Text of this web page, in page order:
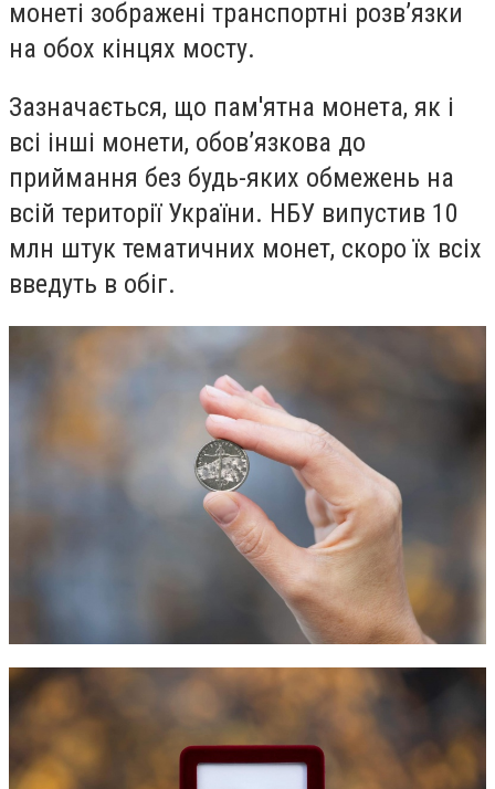
монеті зображені транспортні розв’язки
на обох кінцях мосту.
Зазначається, що пам'ятна монета, як і
всі інші монети, обов’язкова до
приймання без будь-яких обмежень на
всій території України. НБУ випустив 10
млн штук тематичних монет, скоро їх всіх
введуть в обіг.